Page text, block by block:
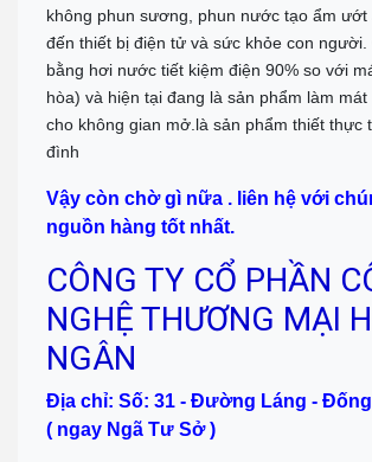
không phun sương, phun nước tạo ẩm ướt
đến thiết bị điện tử và sức khỏe con người.
bằng hơi nước tiết kiệm điện 90% so với
hòa) và hiện tại đang là sản phẩm làm
cho không gian mở.là sản phẩm thiết thực
đình
Vậy còn chờ gì nữa . liên hệ với
nguồn hàng tốt nhất.
CÔNG TY CỔ PHẦN
NGHỆ THƯƠNG MẠI
NGÂN
Địa chỉ: Số: 31 - Đường Láng -
( ngay Ngã Tư Sở )